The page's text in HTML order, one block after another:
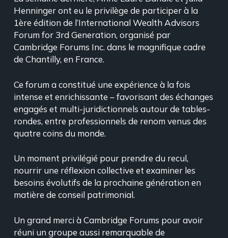
Henninger ont eu le privilège de participer à la
1ère édition de l’International Wealth Advisors
Forum for 3rd Generation, organisé par
Cambridge Forums Inc. dans le magnifique cadre
de Chantilly, en France.
Ce forum a constitué une expérience à la fois
intense et enrichissante – favorisant des échanges
engagés et multi-juridictionnels autour de tables-
rondes, entre professionnels de renom venus des
quatre coins du monde.
Un moment privilégié pour prendre du recul,
nourrir une réflexion collective et examiner les
besoins évolutifs de la prochaine génération en
matière de conseil patrimonial.
Un grand merci à Cambridge Forums pour avoir
réuni un groupe aussi remarquable de